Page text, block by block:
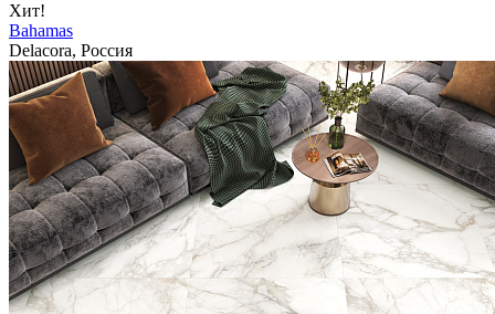
Хит!
Bahamas
Delacora, Россия